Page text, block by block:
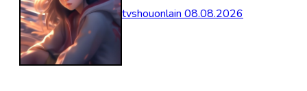
tvshouonlain 08.08.2026